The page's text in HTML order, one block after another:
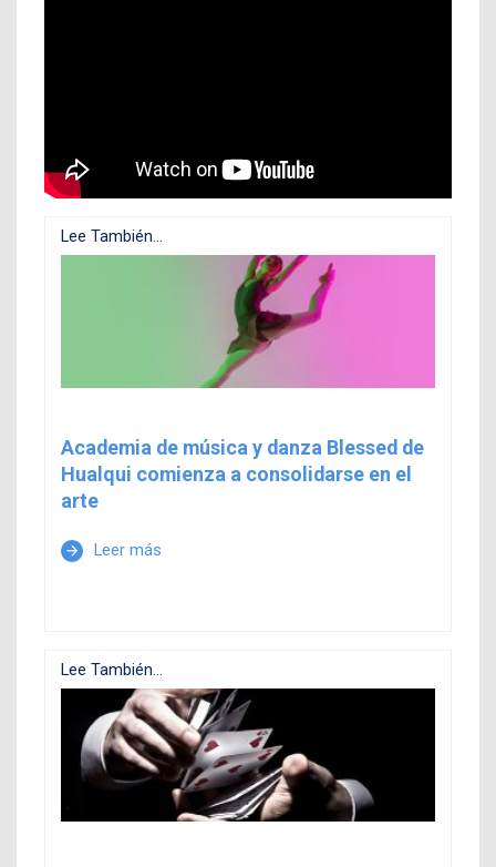
Lee También...
Academia de música y danza Blessed de
Hualqui comienza a consolidarse en el
arte
arrow_forward Leer más
Lee También...